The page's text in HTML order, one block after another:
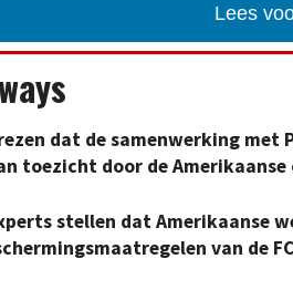
Lees
dat de samenwerking
toezicht door de Amerikaanse
stellen dat Amerikaanse
van de